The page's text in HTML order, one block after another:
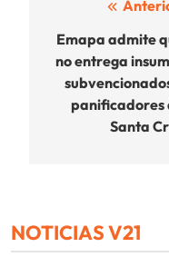
Navegación
de
entradas
Emapa admite
no entrega
panificadores
Santa
NOTICIAS V21